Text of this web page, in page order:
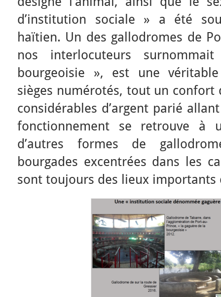
d’institution sociale » a été
haïtien. Un des gallodromes de
nos interlocuteurs
bourgeoisie », est une
sièges numérotés, tout un confort
considérables d’argent parié
fonctionnement se retrouve à
d’autres formes de
bourgades excentrées dans les
sont toujours des lieux importants